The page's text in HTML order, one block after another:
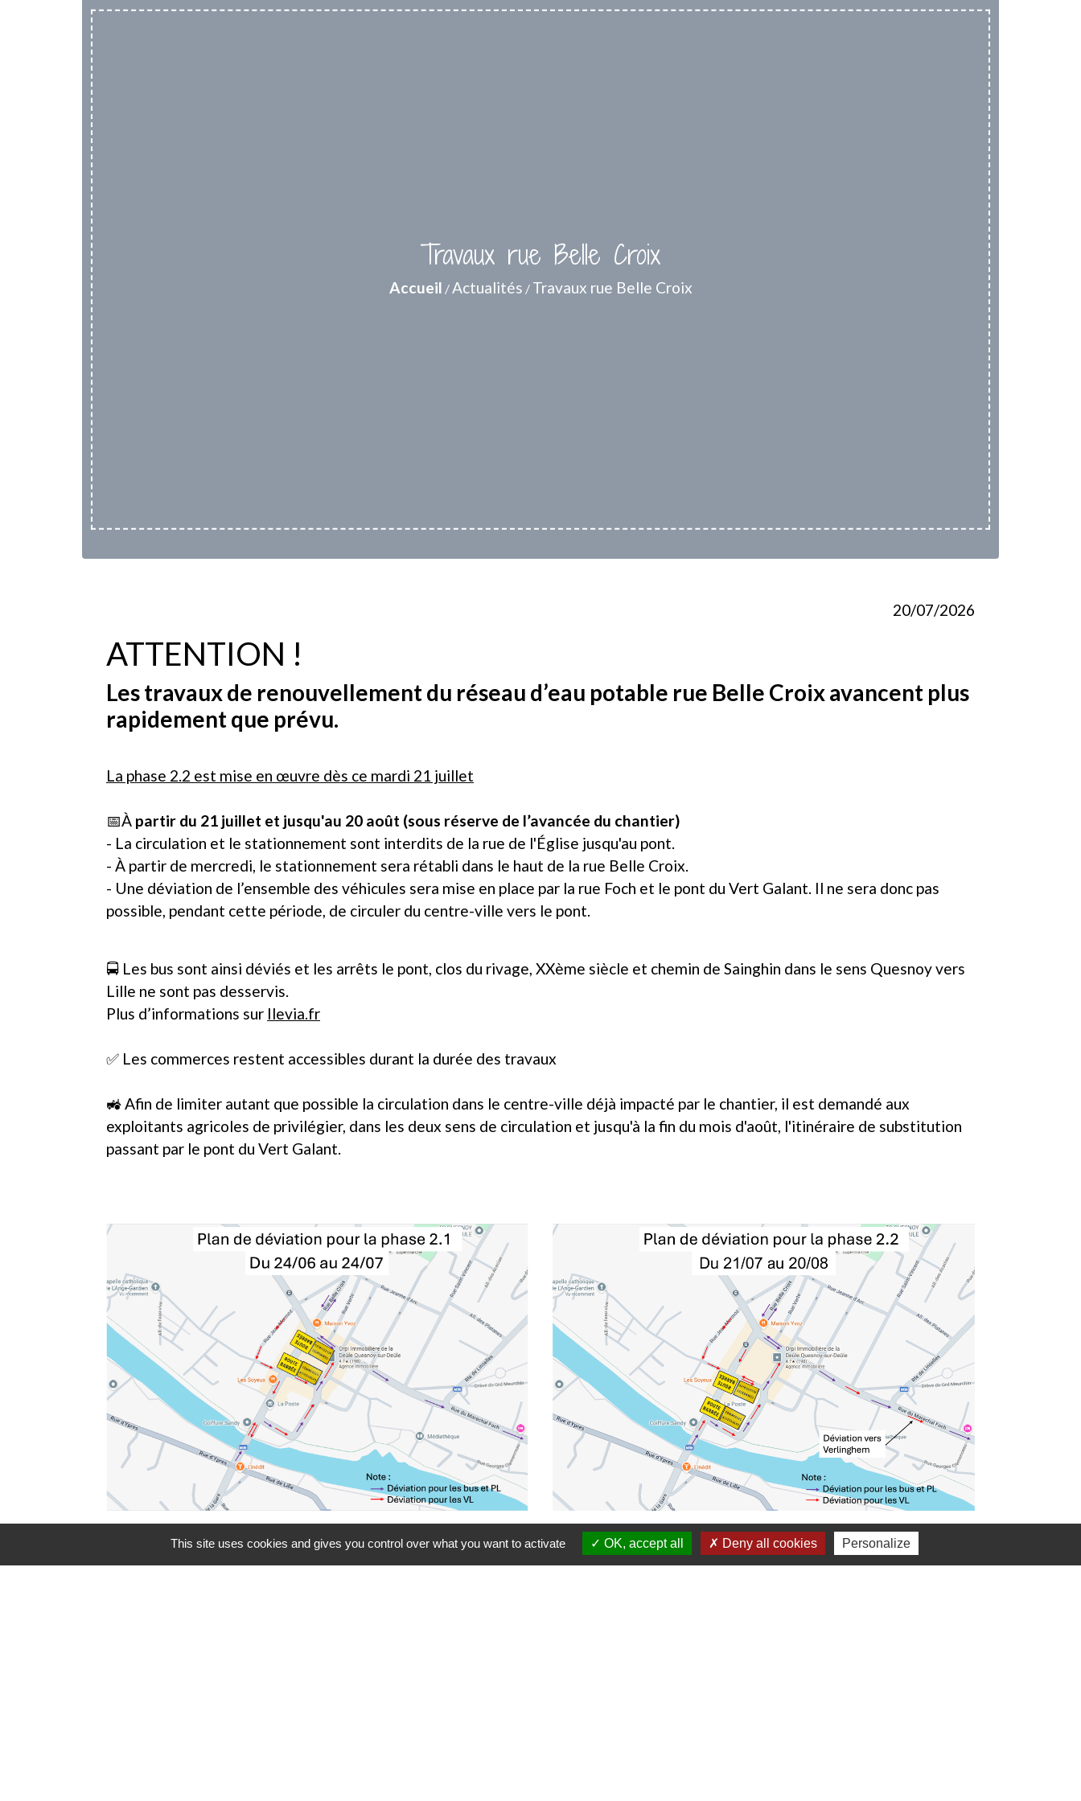
Travaux rue Belle Croix
Accueil /Actualités / Travaux rue Belle Croix
20/07/2026
ATTENTION !
Les travaux de renouvellement du réseau d’eau potable rue Belle Croix avancent plus
rapidement que prévu.
La phase 2.2 est mise en œuvre dès ce mardi 21 juillet
📅À partir du 21 juillet et jusqu'au 20 août (sous réserve de l’avancée du chantier)
- La circulation et le stationnement sont interdits de la rue de l'Église jusqu'au pont.
- À partir de mercredi, le stationnement sera rétabli dans le haut de la rue Belle Croix.
- Une déviation de l’ensemble des véhicules sera mise en place par la rue Foch et le pont du Vert Galant. Il ne sera donc pas
possible, pendant cette période, de circuler du centre-ville vers le pont.
🚍 Les bus sont ainsi déviés et les arrêts le pont, clos du rivage, XXème siècle et chemin de Sainghin dans le sens Quesnoy vers
Lille ne sont pas desservis.
Plus d’informations sur Ilevia.fr
✅ Les commerces restent accessibles durant la durée des travaux
🚜 Afin de limiter autant que possible la circulation dans le centre-ville déjà impacté par le chantier, il est demandé aux
exploitants agricoles de privilégier, dans les deux sens de circulation et jusqu'à la fin du mois d'août, l'itinéraire de substitution
passant par le pont du Vert Galant.
This site uses cookies and gives you control over what you want to activate OK, accept all Deny all cookies Personalize